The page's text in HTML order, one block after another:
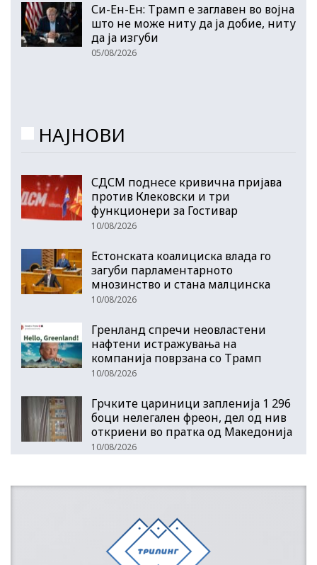
Си-Ен-Ен: Трамп е заглавен во војна
што не може ниту да ја добие, ниту
да ја изгуби
05/08/2026
НАЈНОВИ
СДСМ поднесе кривична пријава
против Клековски и три
функционери за Гостивар
10/08/2026
Естонската коалициска влада го
загуби парламентарното
мнозинство и стана малцинска
10/08/2026
Гренланд спречи неовластени
нафтени истражувања на
компанија поврзана со Трамп
10/08/2026
Грчките цариници запленија 1 296
боци нелегален фреон, дел од нив
откриени во пратка од Македонија
10/08/2026